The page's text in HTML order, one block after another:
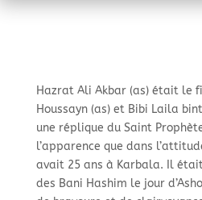
Hazrat Ali Akbar (as) était le
Houssayn (as) et Bibi Laila
une réplique du Saint
l’apparence que dans
avait 25 ans à Karbala. Il
des Bani Hashim le jour